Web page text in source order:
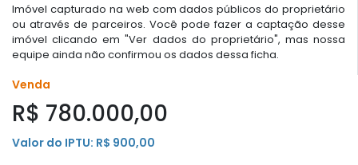
Imóvel capturado na web com dados públicos do proprietário
ou através de parceiros. Você pode fazer a captação desse
imóvel clicando em "Ver dados do proprietário", mas nossa
equipe ainda não confirmou os dados dessa ficha.
Venda
R$ 780.000,00
Valor do IPTU: R$ 900,00